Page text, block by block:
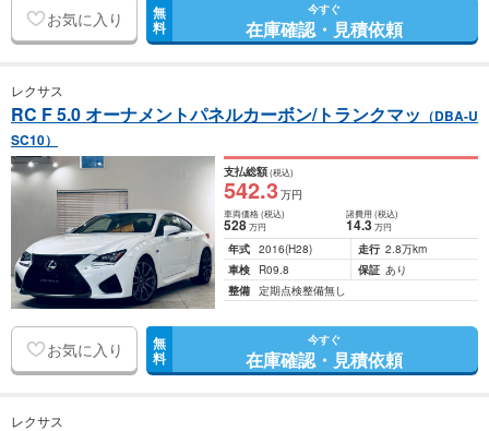
お気に入り 無
料
今すぐ
在庫確認・見積依頼
レクサス
RC F 5.0 オーナメントパネルカーボン/トランクマッ （DBA-U
SC10）
支払総額(税込)
542.3万円
車両価格(税込)
528万円
諸費用 (税込)
14.3 万円
年式 2016(H28) 走行 2.8万km
車検
R09.8 保証 あり
整備 定期点検整備無し
お気に入り 無
料
今すぐ
在庫確認・見積依頼
レクサス